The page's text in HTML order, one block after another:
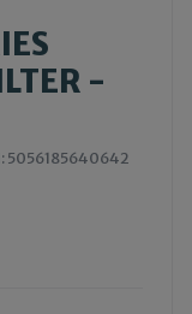
-
5056185640642